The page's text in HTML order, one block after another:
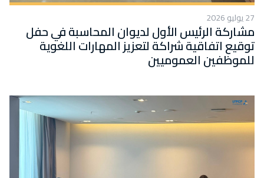
27 يوليو 2026
مشاركة الرئيس الأول لديوان المحاسبة في حفل
توقيع اتفاقية شراكة لتعزيز المهارات اللغوية
للموظفين العموميين